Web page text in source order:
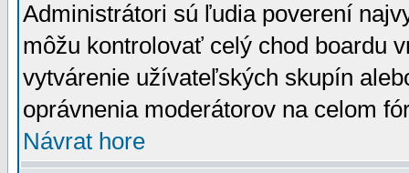
Administrátori sú ľudia poverení
môžu kontrolovať celý chod boardu
vytvárenie užívateľských skupín
oprávnenia moderátorov na celom
Návrat hore